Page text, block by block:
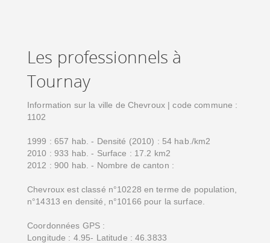
Les professionnels à
Tournay
Information sur la ville de Chevroux | code commune :
1102
1999 : 657 hab. - Densité (2010) : 54 hab./km2
2010 : 933 hab. - Surface : 17.2 km2
2012 : 900 hab. - Nombre de canton :
Chevroux est classé n°10228 en terme de population,
n°14313 en densité, n°10166 pour la surface.
Coordonnées GPS :
Longitude : 4.95- Latitude : 46.3833